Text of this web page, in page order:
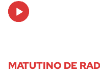
Audio
Player
MATUTINO DE